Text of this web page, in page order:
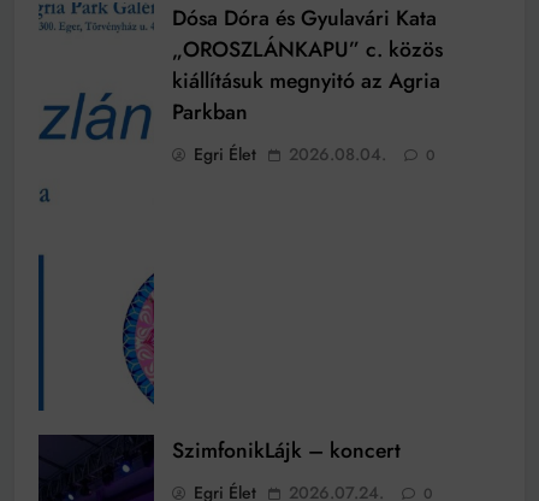
Dósa Dóra és Gyulavári Kata
„OROSZLÁNKAPU” c. közös
kiállításuk megnyitó az Agria
Parkban
Egri Élet 2026.08.04. 0
SzimfonikLájk – koncert
Egri Élet 2026.07.24. 0